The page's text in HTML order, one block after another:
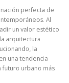
perfecta de
Al
un valor estético
arquitectura
la
una tendencia
futuro urbano más